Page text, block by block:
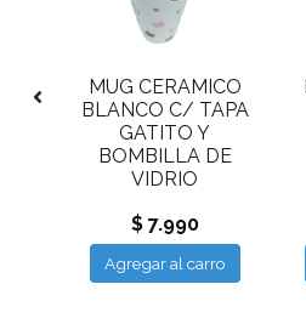
MUG CERAMICO
BLANCO C/ TAPA
GATITO Y
BOMBILLA DE
VIDRIO
$ 7.990
Agregar al carro